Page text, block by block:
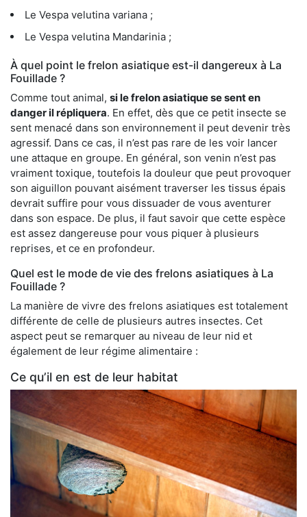
Le Vespa velutina variana ;
Le Vespa velutina Mandarinia ;
À quel point le frelon asiatique est-il dangereux à La
Fouillade ?
Comme tout animal, si le frelon asiatique se sent en
danger il répliquera. En effet, dès que ce petit insecte se
sent menacé dans son environnement il peut devenir très
agressif. Dans ce cas, il n’est pas rare de les voir lancer
une attaque en groupe. En général, son venin n’est pas
vraiment toxique, toutefois la douleur que peut provoquer
son aiguillon pouvant aisément traverser les tissus épais
devrait suffire pour vous dissuader de vous aventurer
dans son espace. De plus, il faut savoir que cette espèce
est assez dangereuse pour vous piquer à plusieurs
reprises, et ce en profondeur.
Quel est le mode de vie des frelons asiatiques à La
Fouillade ?
La manière de vivre des frelons asiatiques est totalement
différente de celle de plusieurs autres insectes. Cet
aspect peut se remarquer au niveau de leur nid et
également de leur régime alimentaire :
Ce qu’il en est de leur habitat